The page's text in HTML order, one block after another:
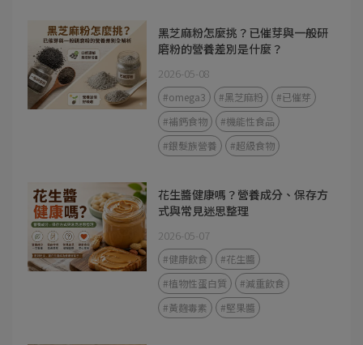
黑芝麻粉怎麼挑？已催芽與一般研
磨粉的營養差別是什麼？
2026-05-08
#omega3 #黑芝麻粉
#已催芽
#補鈣食物
#機能性食品
#銀髮族營養
#超級食物
花生醬健康嗎？營養成分、保存方
式與常見迷思整理
2026-05-07
#健康飲食
#花生醬
#植物性蛋白質
#減重飲食
#黃麴毒素
#堅果醬